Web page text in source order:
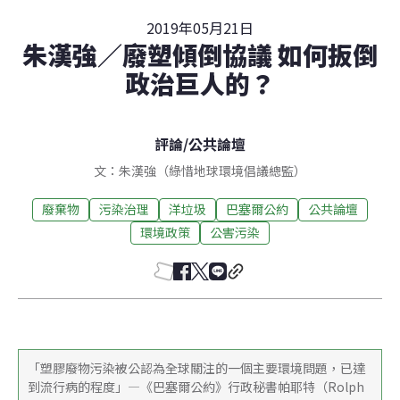
2019年05月21日
朱漢強／廢塑傾倒協議 如何扳倒
政治巨人的？
評論/公共論壇
文：朱漢強（綠惜地球環境倡議總監）
廢棄物 污染治理 洋垃圾 巴塞爾公約
公共論壇
環境政策
公害污染
「塑膠廢物污染被公認為全球關注的一個主要環境問題，已達
到流行病的程度」—《巴塞爾公約》行政秘書帕耶特（Rolph